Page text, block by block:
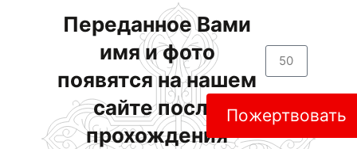
Переданное Вами
имя и фото
появятся на нашем
сайте после
прохождения
Пожертвовать